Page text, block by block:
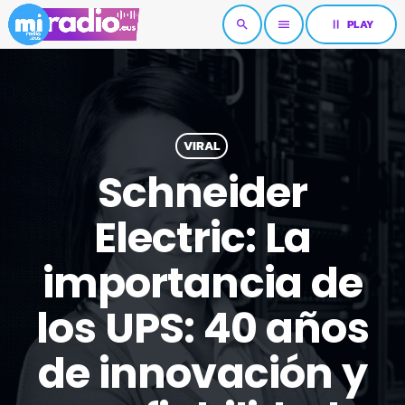
search menu pause PLAY
VIRAL
Schneider
Electric: La
importancia de
los UPS: 40 años
de innovación y